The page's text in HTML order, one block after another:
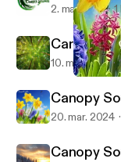
Canopy
2. maj 2025
Canopy
10. maj 2024
Canopy
20. mar. 2024
Canopy